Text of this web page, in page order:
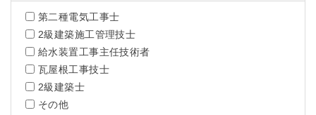
第二種電気工事士
2級建築施工管理技士
給水装置工事主任技術者
瓦屋根工事技士
2級建築士
その他